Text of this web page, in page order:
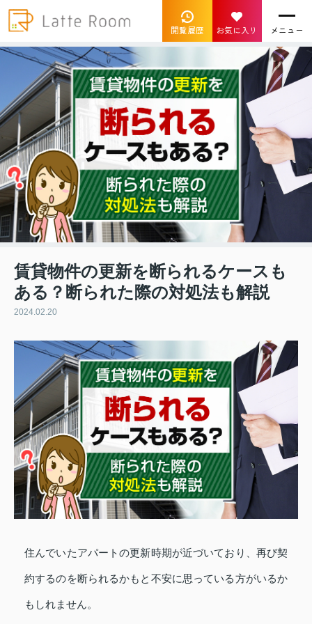
閲覧履歴 お気に入り メニュー
賃貸物件の更新を断られるケースも
ある？断られた際の対処法も解説
2024.02.20
住んでいたアパートの更新時期が近づいており、再び契
約するのを断られるかもと不安に思っている方がいるか
もしれません。